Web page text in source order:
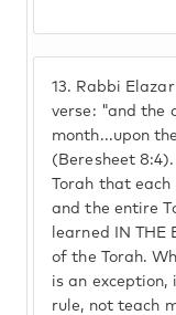
13. Rabbi
verse: "and the
month...upon
(Beresheet
Torah that
and the entire
learned IN
of the Torah.
is an exception,
rule, not teach